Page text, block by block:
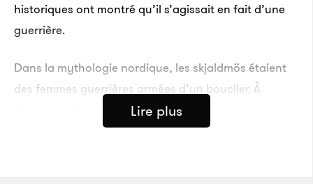
historiques ont montré qu’il s’agissait en fait d’une
guerrière.
Dans la mythologie nordique, les skjaldmös étaient
des femmes guerrières armées d’un bouclier. À
l’image de Brida, Þórunn ou Lagertha, elles étaient
reconnues pour leur courage et leur vaillance au
Lire plus